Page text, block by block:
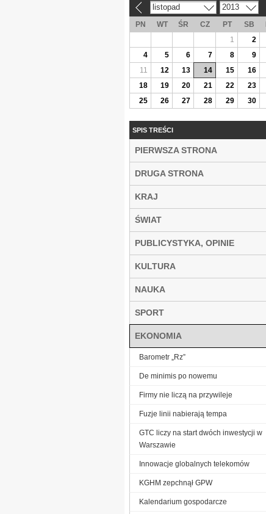
listopad 2013
PN WT ŚR CZ PT SB
1
2
4
5 6 7 8 9
11
12 13 14 15 16
18
19 20 21 22 23
25
26 27 28 29 30
SPIS TREŚCI
PIERWSZA STRONA
DRUGA STRONA
KRAJ
ŚWIAT
PUBLICYSTYKA, OPINIE
KULTURA
NAUKA
SPORT
EKONOMIA
Barometr „Rz”
De minimis po nowemu
Firmy nie liczą na przywileje
Fuzje linii nabierają tempa
GTC liczy na start dwóch inwestycji w
Warszawie
Innowacje globalnych telekomów
KGHM zepchnął GPW
Kalendarium gospodarcze